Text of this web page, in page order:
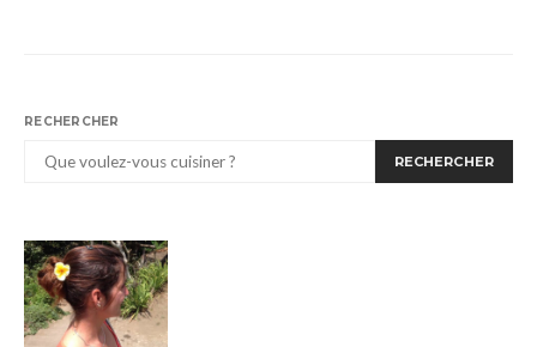
RECHERCHER
RECHERCHER